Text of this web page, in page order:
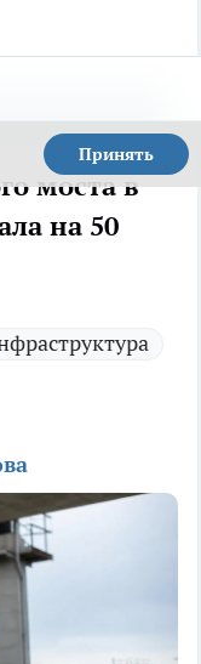
Принять
моста в
на 50